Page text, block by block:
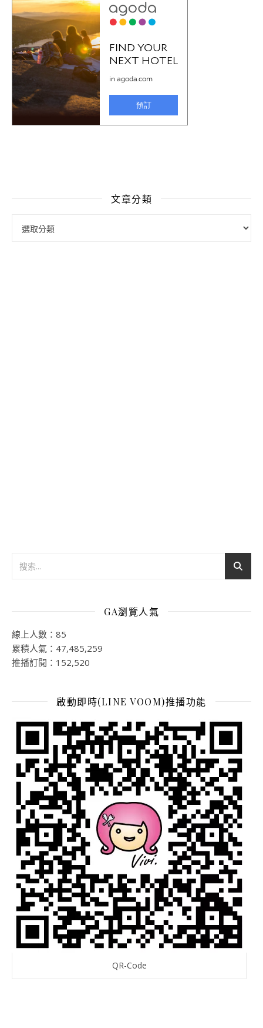
文章分類
GA瀏覽人氣
線上人數：85
累積人氣：47,485,259
推播訂閱：152,520
啟動即時(LINE VOOM)推播功能
QR-Code